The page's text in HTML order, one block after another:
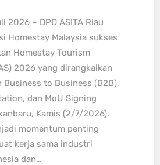
2026 – DPD ASITA Riau
Homestay Malaysia sukses
Homestay Tourism
2026 yang dirangkaikan
Business to Business (B2B),
dan MoU Signing
Kamis (2/7/2026).
momentum penting
kerja sama industri
dan…